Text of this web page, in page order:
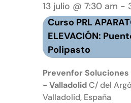
13 julio @ 7:30 am -
Curso PRL
ELEVACIÓN:
Polipasto
Prevenfor
- ValladolidC/ del
Valladolid, España